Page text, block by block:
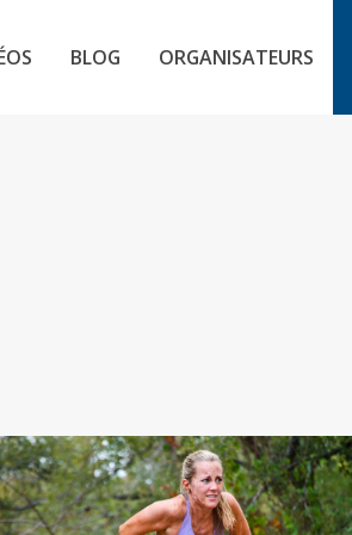
BLOG ORGANISATEURS